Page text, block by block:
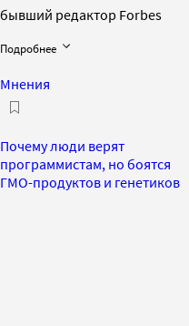
бывший редактор Forbes
Подробнее
Мнения
Почему люди верят
программистам, но боятся
ГМО-продуктов и генетиков